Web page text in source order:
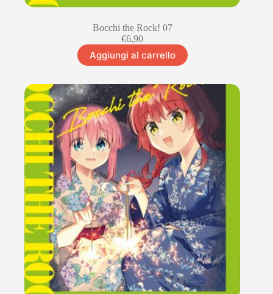
Bocchi the Rock! 07
€6,90
Aggiungi al carrello